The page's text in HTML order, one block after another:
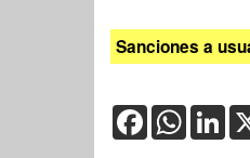
Sanciones a
Facebook